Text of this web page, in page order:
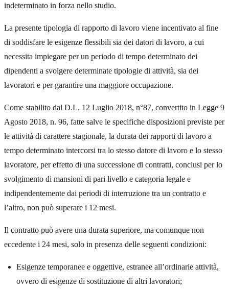
indeterminato in forza nello studio.
La presente tipologia di rapporto di lavoro viene incentivato al fine
di soddisfare le esigenze flessibili sia dei datori di lavoro, a cui
necessita impiegare per un periodo di tempo determinato dei
dipendenti a svolgere determinate tipologie di attività, sia dei
lavoratori e per garantire una maggiore occupazione.
Come stabilito dal D.L. 12 Luglio 2018, n°87, convertito in Legge 9
Agosto 2018, n. 96, fatte salve le specifiche disposizioni previste per
le attività di carattere stagionale, la durata dei rapporti di lavoro a
tempo determinato intercorsi tra lo stesso datore di lavoro e lo stesso
lavoratore, per effetto di una successione di contratti, conclusi per lo
svolgimento di mansioni di pari livello e categoria legale e
indipendentemente dai periodi di interruzione tra un contratto e
l’altro, non può superare i 12 mesi.
Il contratto può avere una durata superiore, ma comunque non
eccedente i 24 mesi, solo in presenza delle seguenti condizioni:
Esigenze temporanee e oggettive, estranee all’ordinarie attività,
ovvero di esigenze di sostituzione di altri lavoratori;